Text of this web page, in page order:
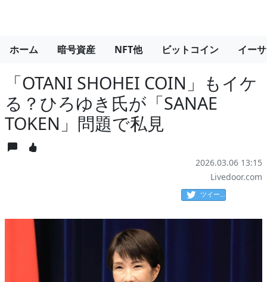
ホーム 暗号資産 NFT他 ビットコイン イー
「OTANI SHOHEI COIN」もイケ
る？ひろゆき氏が「SANAE
TOKEN」問題で私見
2026.03.06 13:15
Livedoor.com
ツイート